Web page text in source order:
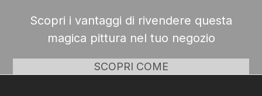
Scopri i vantaggi di rivendere questa
magica pittura nel tuo negozio
SCOPRI COME